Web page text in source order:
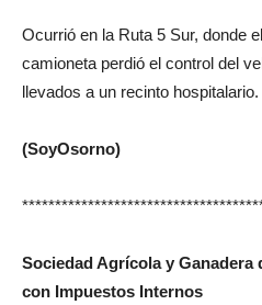
Ocurrió en la Ruta 5 Sur, donde
camioneta perdió el control del
llevados a un recinto hospitalario.
(SoyOsorno)
Sociedad Agrícola y
con Impuestos Internos